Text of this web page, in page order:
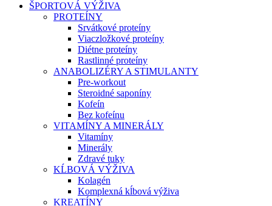
ŠPORTOVÁ VÝŽIVA
PROTEÍNY
Srvátkové proteíny
Viaczložkové proteíny
Diétne proteíny
Rastlinné proteíny
ANABOLIZÉRY A STIMULANTY
Pre-workout
Steroidné saponíny
Kofeín
Bez kofeínu
VITAMÍNY A MINERÁLY
Vitamíny
Minerály
Zdravé tuky
KĹBOVÁ VÝŽIVA
Kolagén
Komplexná kĺbová výživa
KREATÍNY